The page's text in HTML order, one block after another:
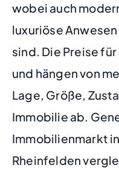
wobei auch
luxuriöse
sind. Die Preise
und hängen von
Lage, Größe,
Immobilie ab.
Immobilienmarkt
Rheinfelden